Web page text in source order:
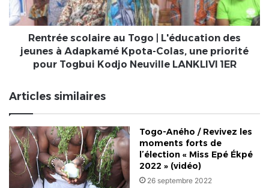
cathédrale
de
jeunes
à
Adapkamé
Kpota-
pour
Togbui
Kodjo
Neuville
LANKLIVI
1ER
Rentrée scolaire au Togo | L'éducation des
jeunes à Adapkamé Kpota-Colas, une priorité
pour Togbui Kodjo Neuville LANKLIVI 1ER
Articles similaires
Togo-Aného / Revivez les
moments forts de
l’élection « Miss Epé Ékpé
2022 » (vidéo)
26 septembre 2022